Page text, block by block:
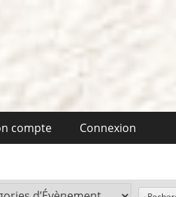
compte Connexion